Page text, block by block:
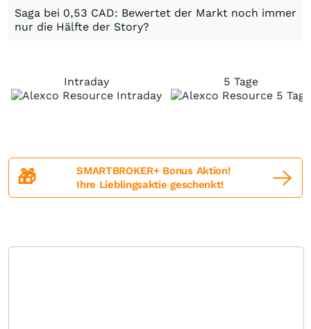
Saga bei 0,53 CAD: Bewertet der Markt noch immer
nur die Hälfte der Story?
Intraday 5 Tage
🎁
SMARTBROKER+ Bonus Aktion!
Ihre Lieblingsaktie geschenkt!